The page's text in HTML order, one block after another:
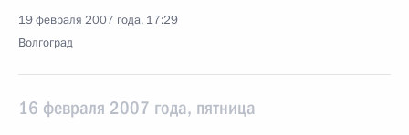
19 февраля 2007 года, 17:29
Волгоград
16 февраля 2007 года, пятница